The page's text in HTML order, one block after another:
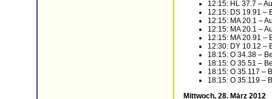
12:15: HL 37.7 –
12:15: DS 19.91 –
12:15: MA 20.1 –
12:15: MA 20.1 –
12:15: MA 20.91 –
12:30: DY 10.12 –
18:15: O 34.38 –
18:15: O 35.51 –
18:15: O 35.117 –
18:15: O 35.119 –
Mittwoch, 28. März 2012